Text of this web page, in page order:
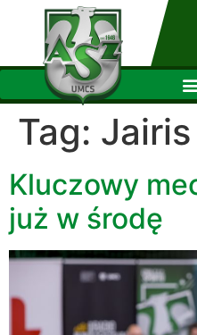
Tag: Jairis
Kluczowy
już w środę